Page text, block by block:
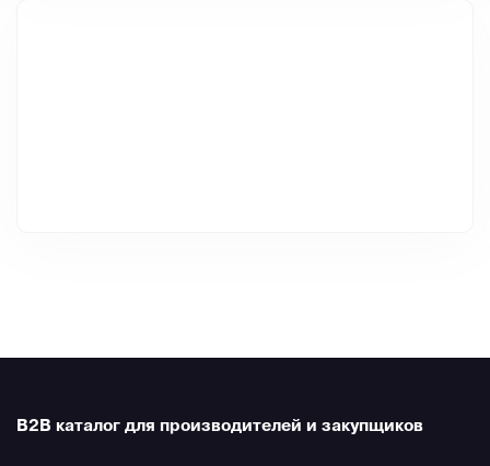
B2B каталог для производителей и закупщиков